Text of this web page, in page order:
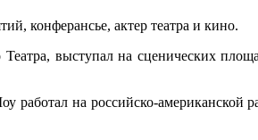
конферансье, актер театра и кино.
Театра, выступал на сценических
работал на российско-американской